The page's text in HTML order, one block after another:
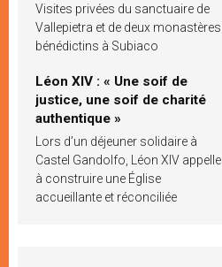
Visites privées du sanctuaire de
Vallepietra et de deux monastères
bénédictins à Subiaco
Léon XIV : « Une soif de
justice, une soif de charité
authentique »
Lors d’un déjeuner solidaire à
Castel Gandolfo, Léon XIV appelle
à construire une Église
accueillante et réconciliée